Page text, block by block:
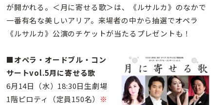
が開かれる。＜月に寄せる歌＞は、《ルサルカ》のなかで
一番有名な美しいアリア。来場者の中から抽選でオペラ
《ルサルカ》公演のチケットが当たるプレゼントも！
■オペラ・オードブル・コン
サートvol.5月に寄せる歌
6月14日（水）18:30日生劇場
1階ピロティ（定員150名） ※